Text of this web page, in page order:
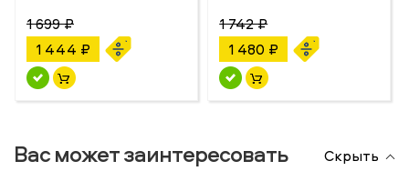
1 699 ₽
1 444 ₽
1 742 ₽
1 480 ₽
Вас может заинтересовать Скрыть